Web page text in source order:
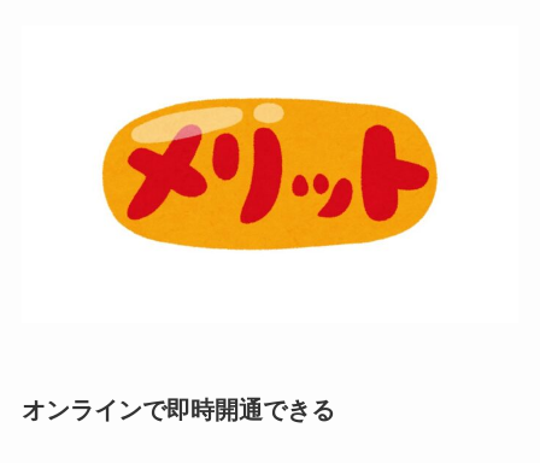
オンラインで即時開通できる